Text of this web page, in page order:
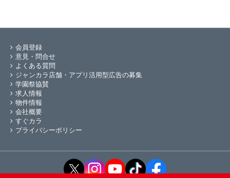
会員登録
意見・問合せ
よくある質問
ジャンカラ店舗・アプリ活用型広告の募集
学園祭協賛
求人情報
物件情報
会社概要
すぐカラ
プライバシーポリシー